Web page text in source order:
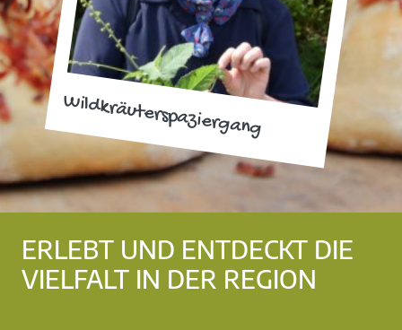
Wildkräuterspaziergang
ERLEBT UND ENTDECKT DIE
VIELFALT IN DER REGION